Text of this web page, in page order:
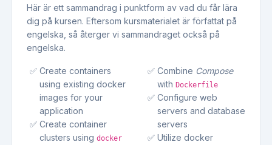
Här är ett sammandrag i punktform av vad du får lära
dig på kursen. Eftersom kursmaterialet är författat på
engelska, så återger vi sammandraget också på
engelska.
Create containers
using existing docker
images for your
application
Create container
clusters using docker
Combine Compose
with Dockerfile
Configure web
servers and database
servers
Utilize docker